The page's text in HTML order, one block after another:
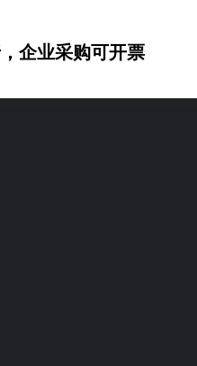
企业采购可开票